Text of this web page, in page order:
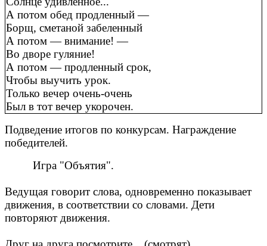
А потом обед продленный —
Борщ, сметаной забеленный
А потом — внимание! —
Во дворе гуляние!
А потом — продленный срок,
Чтобы выучить урок.
Только вечер очень-очень
Был в тот вечер укорочен.
Подведение итогов по конкурсам. Награждение
победителей.
Игра "Объятия".
Ведущая говорит слова, одновременно показывает
движения, в соответствии со словами. Дети
повторяют движения.